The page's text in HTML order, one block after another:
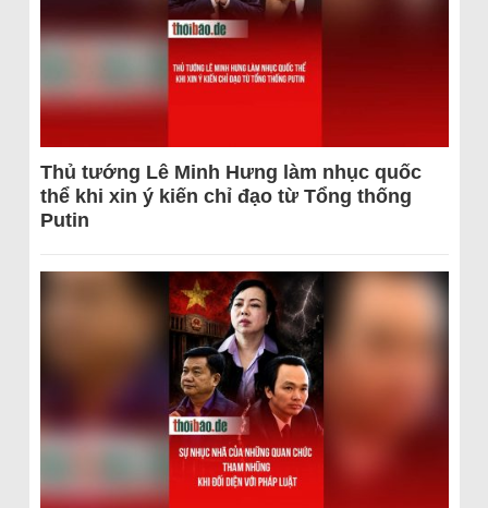
Thủ tướng Lê Minh Hưng làm nhục quốc
thể khi xin ý kiến chỉ đạo từ Tổng thống
Putin